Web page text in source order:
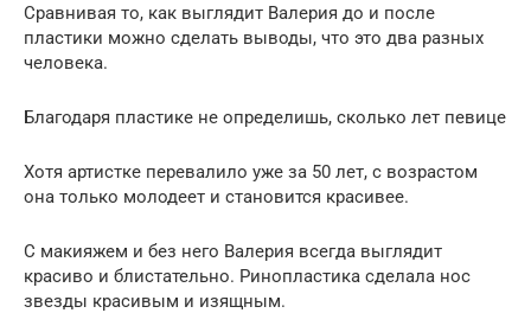
Сравнивая то, как выглядит Валерия до и после
пластики можно сделать выводы, что это два разных
человека.
Благодаря пластике не определишь, сколько лет певице
Хотя артистке перевалило уже за 50 лет, с возрастом
она только молодеет и становится красивее.
С макияжем и без него Валерия всегда выглядит
красиво и блистательно. Ринопластика сделала нос
звезды красивым и изящным.